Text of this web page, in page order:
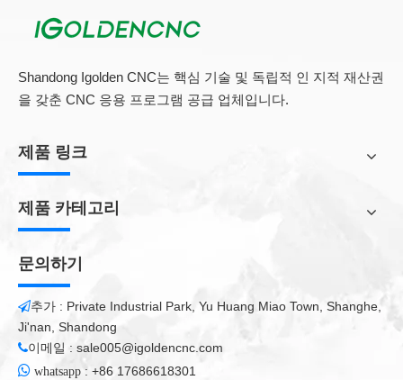
Shandong Igolden CNC는 핵심 기술 및 독립적 인 지적 재산권
을 갖춘 CNC 응용 프로그램 공급 업체입니다.
제품 링크
제품 카테고리
문의하기
추가 : Private Industrial Park, Yu Huang Miao Town, Shanghe,
Ji'nan, Shandong
이메일 : sale005@igoldencnc.com
 whatsapp : +86 17686618301